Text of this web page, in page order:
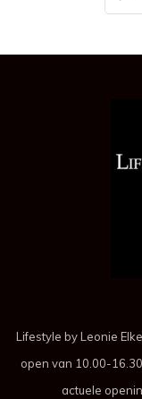
Lifestyle by Leonie
open van 10.00-
actuele